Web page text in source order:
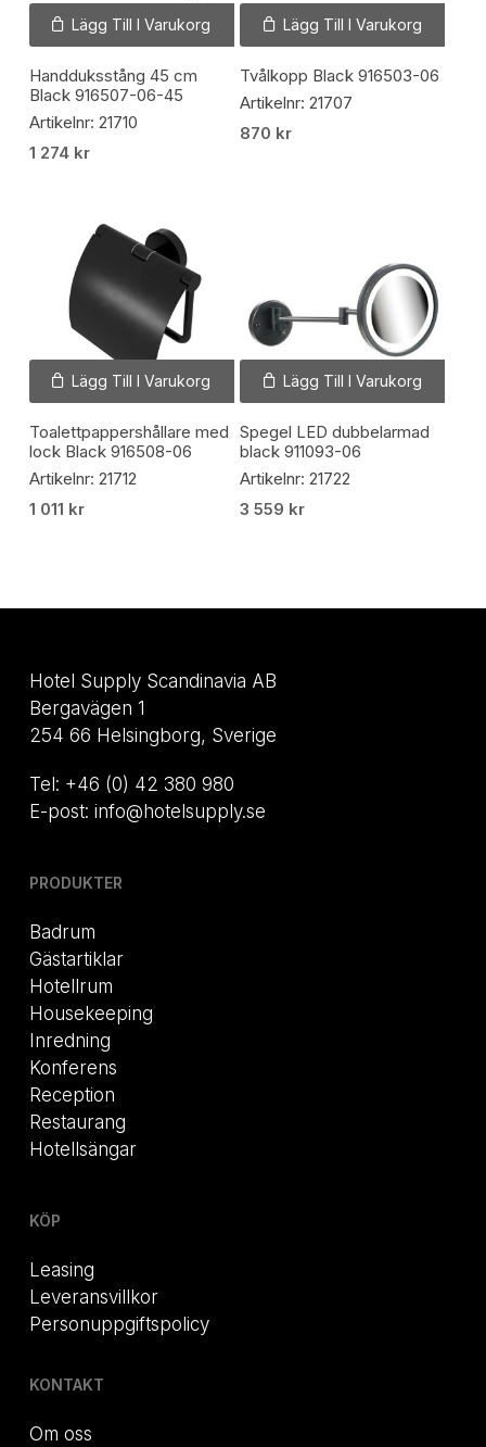
Lägg Till I Varukorg
Handduksstång 45 cm
Black 916507-06-45
Artikelnr: 21710
1 274 kr
Lägg Till I Varukorg
Tvålkopp Black 916503-06
Artikelnr: 21707
870 kr
Lägg Till I Varukorg
Toalettpappershållare med
lock Black 916508-06
Artikelnr: 21712
1 011 kr
Lägg Till I Varukorg
Spegel LED dubbelarmad
black 911093-06
Artikelnr: 21722
3 559 kr
Hotel Supply Scandinavia AB
Bergavägen 1
254 66 Helsingborg, Sverige
Tel: +46 (0) 42 380 980
E-post: info@hotelsupply.se
PRODUKTER
Badrum
Gästartiklar
Hotellrum
Housekeeping
Inredning
Konferens
Reception
Restaurang
Hotellsängar
KÖP
Leasing
Leveransvillkor
Personuppgiftspolicy
KONTAKT
Om oss